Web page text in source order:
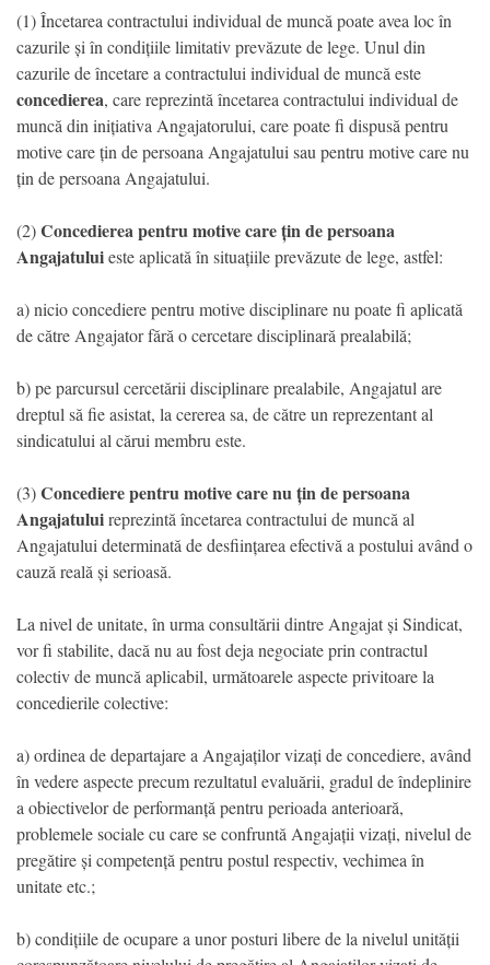
(1) Încetarea contractului individual de muncă poate avea loc în
cazurile și în condițiile limitativ prevăzute de lege. Unul din
cazurile de încetare a contractului individual de muncă este
concedierea, care reprezintă încetarea contractului individual de
muncă din inițiativa Angajatorului, care poate fi dispusă pentru
motive care țin de persoana Angajatului sau pentru motive care nu
țin de persoana Angajatului.
(2)Concedierea pentru motive care țin de persoana
Angajatuluieste aplicată în situațiile prevăzute de lege, astfel:
a) nicio concediere pentru motive disciplinare nu poate fi aplicată
de către Angajator fără o cercetare disciplinară prealabilă;
b) pe parcursul cercetării disciplinare prealabile, Angajatul are
dreptul să fie asistat, la cererea sa, de către un reprezentant al
sindicatului al cărui membru este.
(3)Concediere pentru motive care nu țin de persoana
Angajatuluireprezintă încetarea contractului de muncă al
Angajatului determinată de desființarea efectivă a postului având o
cauză reală și serioasă.
La nivel de unitate, în urma consultării dintre Angajat și Sindicat,
vor fi stabilite, dacă nu au fost deja negociate prin contractul
colectiv de muncă aplicabil, următoarele aspecte privitoare la
concedierile colective:
a) ordinea de departajare a Angajaților vizați de concediere, având
în vedere aspecte precum rezultatul evaluării, gradul de îndeplinire
a obiectivelor de performanță pentru perioada anterioară,
problemele sociale cu care se confruntă Angajații vizați, nivelul de
pregătire și competență pentru postul respectiv, vechimea în
unitate etc.;
b) condițiile de ocupare a unor posturi libere de la nivelul unității